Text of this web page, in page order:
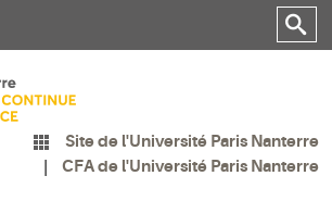
Site de l'Université Paris Nanterre
CFA de l'Université Paris Nanterre